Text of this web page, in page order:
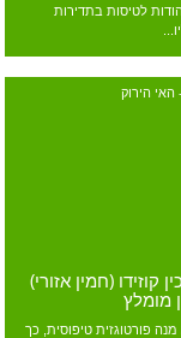
לטיסות בתדירות
האי הירוק
קוזידו (חמין אזורי)
מומלץ
מנה פורטוגזית טיפוסית, כך